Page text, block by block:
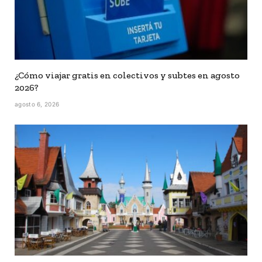
¿Cómo viajar gratis en colectivos y subtes en agosto
2026?
agosto 6, 2026